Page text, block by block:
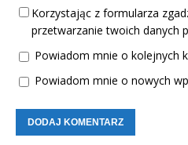
Korzystając z formularza
przetwarzanie twoich danych
Powiadom mnie o kolejnych
Powiadom mnie o nowych